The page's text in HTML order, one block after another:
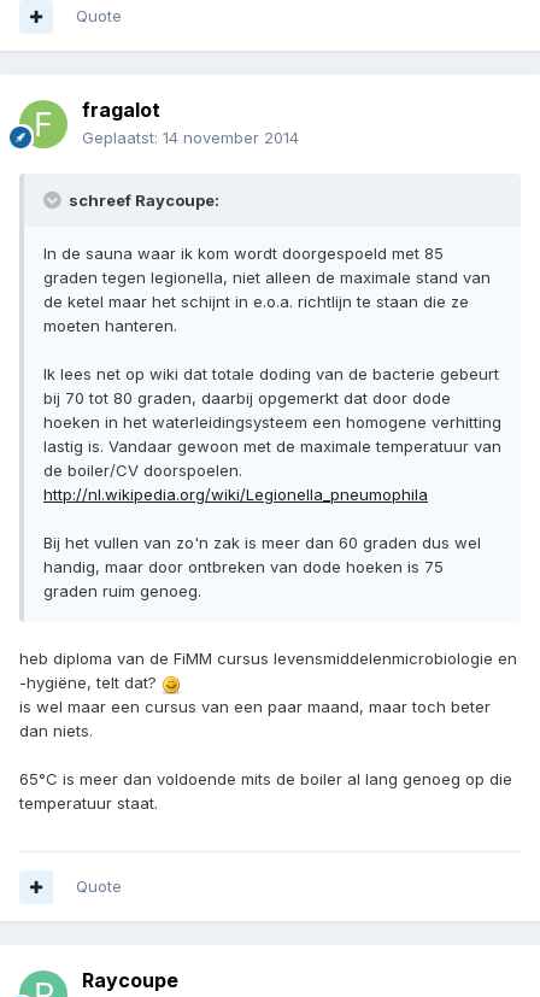
Quote
fragalot
Geplaatst: 14 november 2014
schreef Raycoupe:
In de sauna waar ik kom wordt doorgespoeld met 85
graden tegen legionella, niet alleen de maximale stand van
de ketel maar het schijnt in e.o.a. richtlijn te staan die ze
moeten hanteren.
Ik lees net op wiki dat totale doding van de bacterie gebeurt
bij 70 tot 80 graden, daarbij opgemerkt dat door dode
hoeken in het waterleidingsysteem een homogene verhitting
lastig is. Vandaar gewoon met de maximale temperatuur van
de boiler/CV doorspoelen.
http://nl.wikipedia.org/wiki/Legionella_pneumophila
Bij het vullen van zo'n zak is meer dan 60 graden dus wel
handig, maar door ontbreken van dode hoeken is 75
graden ruim genoeg.
heb diploma van de FiMM cursus levensmiddelenmicrobiologie en
-hygiëne, telt dat?
is wel maar een cursus van een paar maand, maar toch beter
dan niets.
65°C is meer dan voldoende mits de boiler al lang genoeg op die
temperatuur staat.
Quote
Raycoupe